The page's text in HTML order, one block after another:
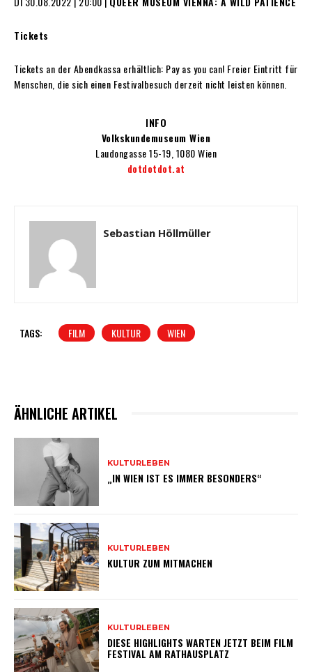
Tickets
Tickets an der Abendkassa erhältlich: Pay as you can! Freier Eintritt für
Menschen, die sich einen Festivalbesuch derzeit nicht leisten können.
INFO
Volkskundemuseum Wien
Laudongasse 15-19, 1080 Wien
dotdotdot.at
Sebastian Höllmüller
TAGS: FILM KULTUR WIEN
ÄHNLICHE ARTIKEL
KULTURLEBEN
„IN WIEN IST ES IMMER BESONDERS“
KULTURLEBEN
KULTUR ZUM MITMACHEN
KULTURLEBEN
DIESE HIGHLIGHTS WARTEN JETZT BEIM FILM
FESTIVAL AM RATHAUSPLATZ